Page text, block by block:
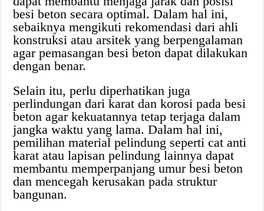
besi beton secara optimal. Dalam hal ini,
sebaiknya mengikuti rekomendasi dari ahli
konstruksi atau arsitek yang berpengalaman
agar pemasangan besi beton dapat dilakukan
dengan benar.
Selain itu, perlu diperhatikan juga
perlindungan dari karat dan korosi pada besi
beton agar kekuatannya tetap terjaga dalam
jangka waktu yang lama. Dalam hal ini,
pemilihan material pelindung seperti cat anti
karat atau lapisan pelindung lainnya dapat
membantu memperpanjang umur besi beton
dan mencegah kerusakan pada struktur
bangunan.